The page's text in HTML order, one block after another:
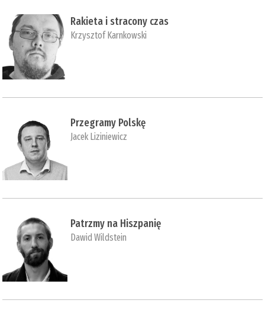
Rakieta i stracony czas
Krzysztof Karnkowski
Przegramy Polskę
Jacek Liziniewicz
Patrzmy na Hiszpanię
Dawid Wildstein